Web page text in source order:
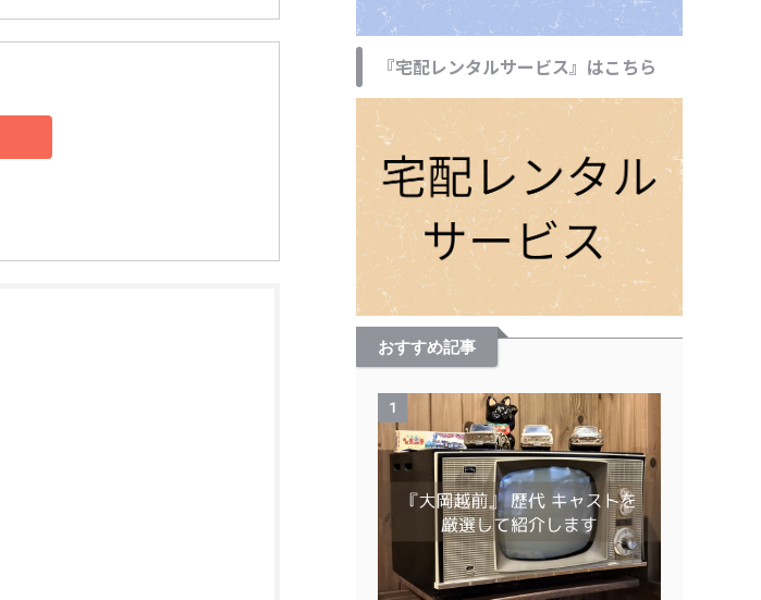
『宅配レンタルサービス』はこちら
おすすめ記事
1